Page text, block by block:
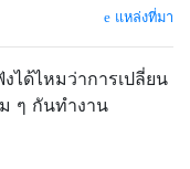
แหล่งที่มา
ได้ไหมว่าการเปลี่ยน
ๆ กันทำงาน